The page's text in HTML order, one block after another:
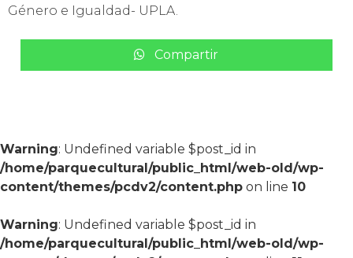
Género e Igualdad- UPLA.
Compartir
Warning: Undefined variable $post_id in
/home/parquecultural/public_html/web-old/wp-
content/themes/pcdv2/content.php on line 10
Warning: Undefined variable $post_id in
/home/parquecultural/public_html/web-old/wp-